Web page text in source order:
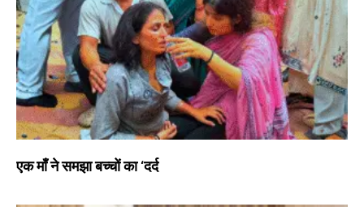
एक माँ ने समझा बच्चों का ‘दर्द